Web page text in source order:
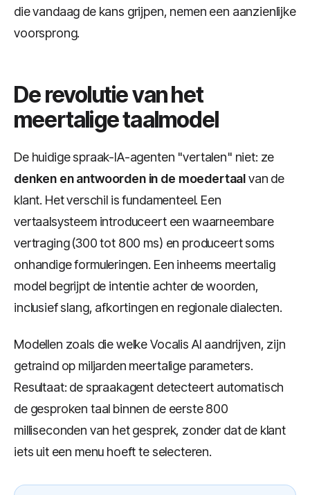
die vandaag de kans grijpen, nemen een aanzienlijke
voorsprong.
De revolutie van het
meertalige taalmodel
De huidige spraak-IA-agenten "vertalen" niet: ze
denken en antwoorden in de moedertaalvan de
klant. Het verschil is fundamenteel. Een
vertaalsysteem introduceert een waarneembare
vertraging (300 tot 800 ms) en produceert soms
onhandige formuleringen. Een inheems meertalig
model begrijpt de intentie achter de woorden,
inclusief slang, afkortingen en regionale dialecten.
Modellen zoals die welke Vocalis AI aandrijven, zijn
getraind op miljarden meertalige parameters.
Resultaat: de spraakagent detecteert automatisch
de gesproken taal binnen de eerste 800
milliseconden van het gesprek, zonder dat de klant
iets uit een menu hoeft te selecteren.